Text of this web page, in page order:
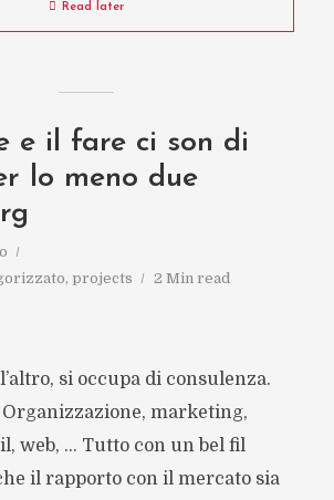
Read later
e il fare ci son di
lo meno due
, projects 2 Min read
si occupa di consulenza.
Organizzazione, marketing,
web, … Tutto con un bel fil
il rapporto con il mercato sia